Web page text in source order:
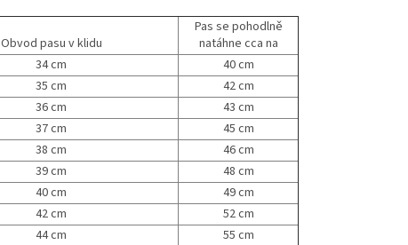
Obvod pasu v klidu
Pas se pohodlně
natáhne cca na
34 cm
40 cm
35 cm
42 cm
36 cm
43 cm
37 cm
45 cm
38 cm
46 cm
39 cm
48 cm
40 cm
49 cm
42 cm
52 cm
44 cm
55 cm